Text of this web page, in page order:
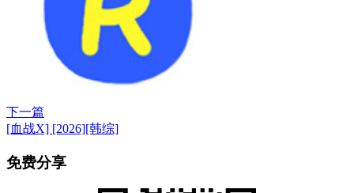
下一篇
[血战X] [2026][韩综]
免费分享